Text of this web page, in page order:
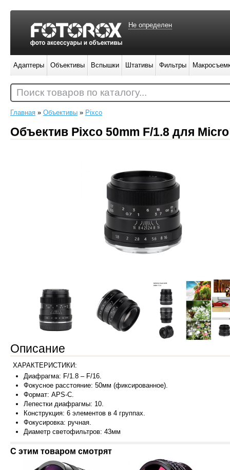
Главная » Объективы » Pixco
Объектив Pixco 50mm F/1.8 для Micro
Описание
ХАРАКТЕРИСТИКИ:
Диафрагма: F/1.8 – F/16.
Фокусное расстояние: 50мм (фиксированное).
Формат: APS-C.
Лепестки диафрагмы: 10.
Конструкция: 6 элементов в 4 группах.
Фокусировка: ручная.
Диаметр светофильтров: 43мм
С этим товаром смотрят
Не определен
Адаптеры Объективы Вспышки Штативы Фильтры
Поиск товаров по каталогу...